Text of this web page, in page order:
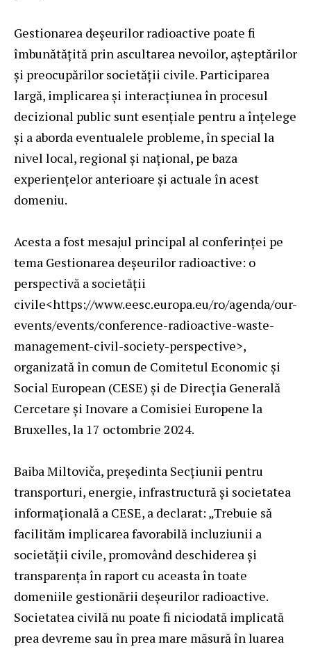
Gestionarea deșeurilor radioactive poate fi
îmbunătățită prin ascultarea nevoilor, așteptărilor
și preocupărilor societății civile. Participarea
largă, implicarea și interacțiunea în procesul
decizional public sunt esențiale pentru a înțelege
și a aborda eventualele probleme, în special la
nivel local, regional și național, pe baza
experiențelor anterioare și actuale în acest
domeniu.
Acesta a fost mesajul principal al conferinței pe
tema Gestionarea deșeurilor radioactive: o
perspectivă a societății
civile<https://www.eesc.europa.eu/ro/agenda/our-
events/events/conference-radioactive-waste-
management-civil-society-perspective>,
organizată în comun de Comitetul Economic și
Social European (CESE) și de Direcția Generală
Cercetare și Inovare a Comisiei Europene la
Bruxelles, la 17 octombrie 2024.
Baiba Miltoviča, președinta Secțiunii pentru
transporturi, energie, infrastructură și societatea
informațională a CESE, a declarat: „Trebuie să
facilităm implicarea favorabilă incluziunii a
societății civile, promovând deschiderea și
transparența în raport cu aceasta în toate
domeniile gestionării deșeurilor radioactive.
Societatea civilă nu poate fi niciodată implicată
prea devreme sau în prea mare măsură în luarea